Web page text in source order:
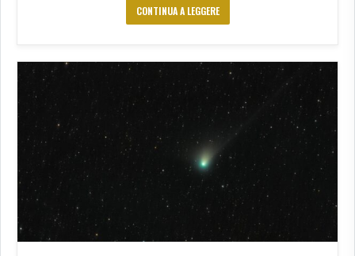
CONTINUA A LEGGERE